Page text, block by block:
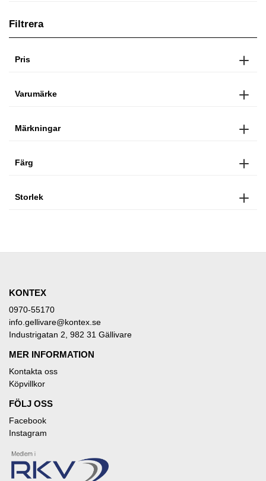
Filtrera
Pris
Varumärke
Märkningar
Färg
Storlek
KONTEX
0970-55170
info.gellivare@kontex.se
Industrigatan 2, 982 31 Gällivare
MER INFORMATION
Kontakta oss
Köpvillkor
FÖLJ OSS
Facebook
Instagram